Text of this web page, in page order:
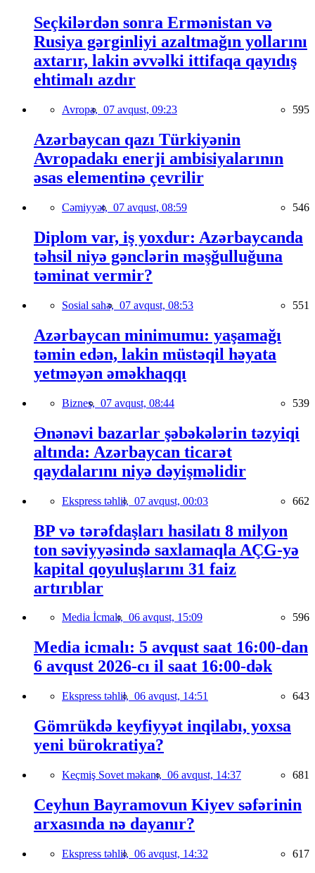
Seçkilərdən sonra Ermənistan və
Rusiya gərginliyi azaltmağın yollarını
axtarır, lakin əvvəlki ittifaqa qayıdış
ehtimalı azdır
Avropa, 07 avqust, 09:23 595
Azərbaycan qazı Türkiyənin
Avropadakı enerji ambisiyalarının
əsas elementinə çevrilir
Cəmiyyət, 07 avqust, 08:59 546
Diplom var, iş yoxdur: Azərbaycanda
təhsil niyə gənclərin məşğulluğuna
təminat vermir?
Sosial sahə, 07 avqust, 08:53 551
Azərbaycan minimumu: yaşamağı
təmin edən, lakin müstəqil həyata
yetməyən əməkhaqqı
Biznes, 07 avqust, 08:44 539
Ənənəvi bazarlar şəbəkələrin təzyiqi
altında: Azərbaycan ticarət
qaydalarını niyə dəyişməlidir
Ekspress təhlil, 07 avqust, 00:03 662
BP və tərəfdaşları hasilatı 8 milyon
ton səviyyəsində saxlamaqla AÇG-yə
kapital qoyuluşlarını 31 faiz
artırıblar
Media İcmalı, 06 avqust, 15:09 596
Media icmalı: 5 avqust saat 16:00-dan
6 avqust 2026-cı il saat 16:00-dək
Ekspress təhlil, 06 avqust, 14:51 643
Gömrükdə keyfiyyət inqilabı, yoxsa
yeni bürokratiya?
Keçmiş Sovet məkanı, 06 avqust, 14:37 681
Ceyhun Bayramovun Kiyev səfərinin
arxasında nə dayanır?
Ekspress təhlil, 06 avqust, 14:32 617